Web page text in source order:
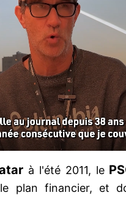
à l'été 2011, le
plan financier, et